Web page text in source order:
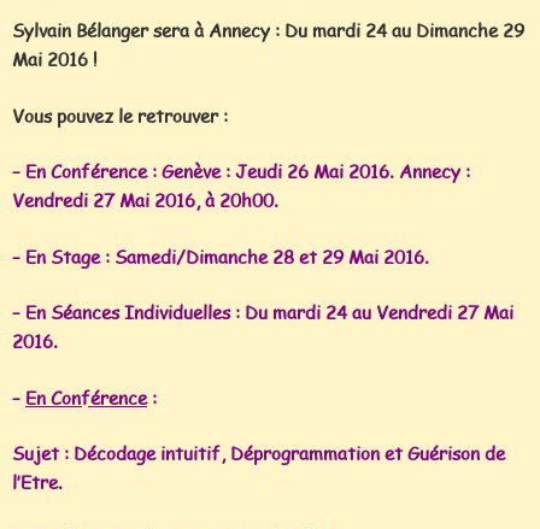
Sylvain Bélanger sera à Annecy : Du mardi 24 au Dimanche 29
Mai 2016 !
Vous pouvez le retrouver :
– En Conférence : Genève : Jeudi 26 Mai 2016. Annecy :
Vendredi 27 Mai 2016, à 20h00.
– En Stage : Samedi/Dimanche 28 et 29 Mai 2016.
– En Séances Individuelles : Du mardi 24 au Vendredi 27 Mai
2016.
– En Conférence:
Sujet : Décodage intuitif, Déprogrammation et Guérison de
l’Etre.